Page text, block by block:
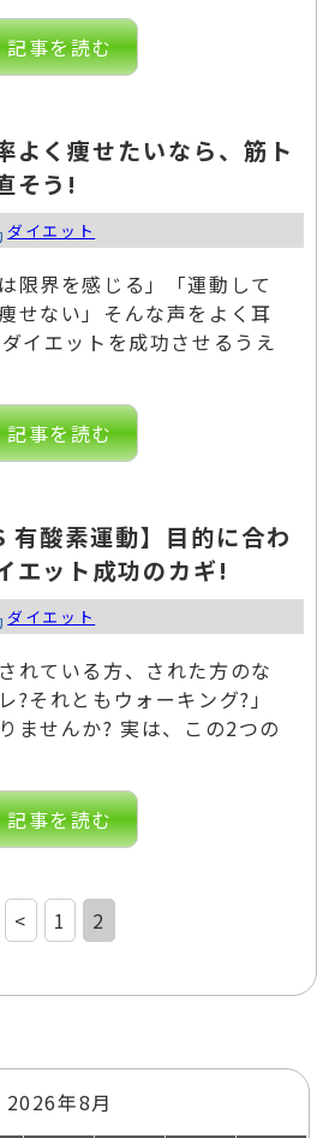
記事を読む
よく痩せたいなら、筋ト
そう!
ダイエット
限界を感じる」「運動して
せない」そんな声をよく耳
イエットを成功させるうえ
記事を読む
有酸素運動】目的に合わ
エット成功のカギ!
ダイエット
れている方、された方のな
?それともウォーキング?」
ませんか? 実は、この2つの
記事を読む
< 1 2
2026年8月